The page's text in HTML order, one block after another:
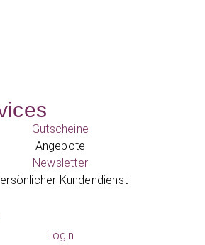
Gutscheine
Angebote
Newsletter
Kundendienst
Login